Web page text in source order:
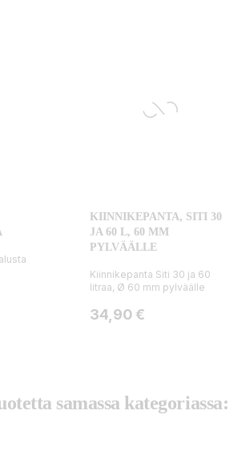
KIINNIKEPANTA, SITI 30
JA 60 L, 60 MM
PYLVÄÄLLE
Kiinnikepanta Siti 30 ja 60
litraa, Ø 60 mm pylväälle
Hinta
34,90 €
samassa kategoriassa: